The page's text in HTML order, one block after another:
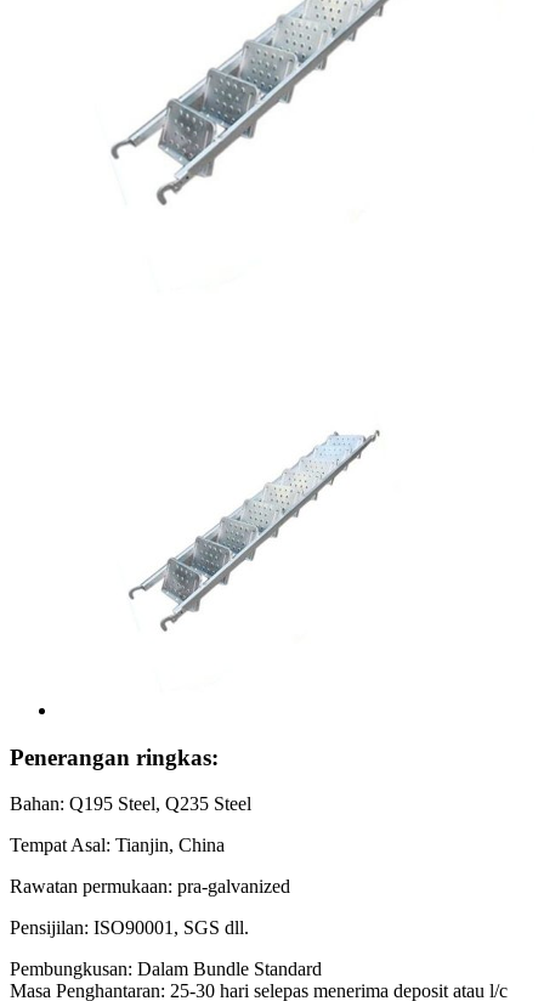
Penerangan ringkas:
Bahan: Q195 Steel, Q235 Steel
Tempat Asal: Tianjin, China
Rawatan permukaan: pra-galvanized
Pensijilan: ISO90001, SGS dll.
Pembungkusan: Dalam Bundle Standard
Masa Penghantaran: 25-30 hari selepas menerima deposit atau l/c